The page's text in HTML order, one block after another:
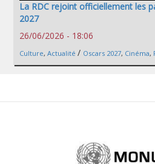
La RDC rejoint officiellement les
2027
26/06/2026 - 18:06
Culture, Actualité / Oscars 2027, Cinéma,